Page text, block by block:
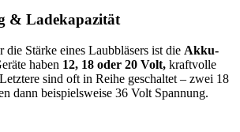
& Ladekapazität
Stärke eines Laubbläsers ist die Akku-
haben 12, 18 oder 20 Volt, kraftvolle
Letztere sind oft in Reihe geschaltet – zwei 18
dann beispielsweise 36 Volt Spannung.